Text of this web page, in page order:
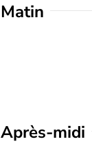
Matin
Après-midi